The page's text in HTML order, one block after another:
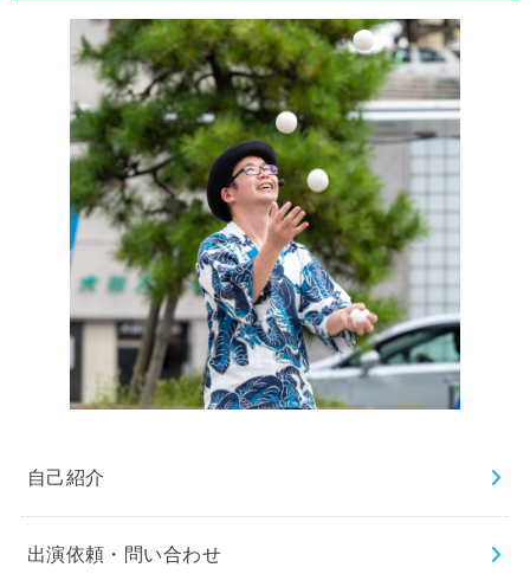
自己紹介
出演依頼・問い合わせ